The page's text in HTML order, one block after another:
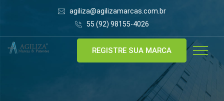
agiliza@agilizamarcas.com.br
55 (92) 98155-4026
REGISTRE SUA MARCA